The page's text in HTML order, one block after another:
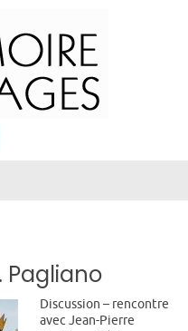
Pagliano
Discussion – rencontre
avec Jean-Pierre